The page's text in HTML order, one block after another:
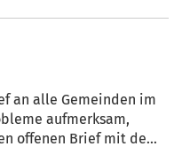
an alle Gemeinden im
aufmerksam,
offenen Brief mit dem